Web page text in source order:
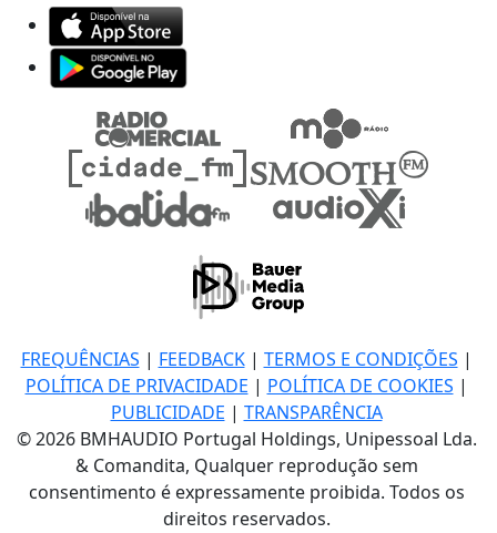
FREQUÊNCIAS | FEEDBACK| TERMOS E CONDIÇÕES |
POLÍTICA DE PRIVACIDADE | POLÍTICA DE COOKIES |
PUBLICIDADE | TRANSPARÊNCIA
© 2026 BMHAUDIO Portugal Holdings, Unipessoal Lda.
& Comandita, Qualquer reprodução sem
consentimento é expressamente proibida. Todos os
direitos reservados.